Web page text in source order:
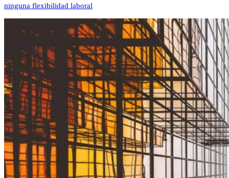
ninguna flexibilidad laboral